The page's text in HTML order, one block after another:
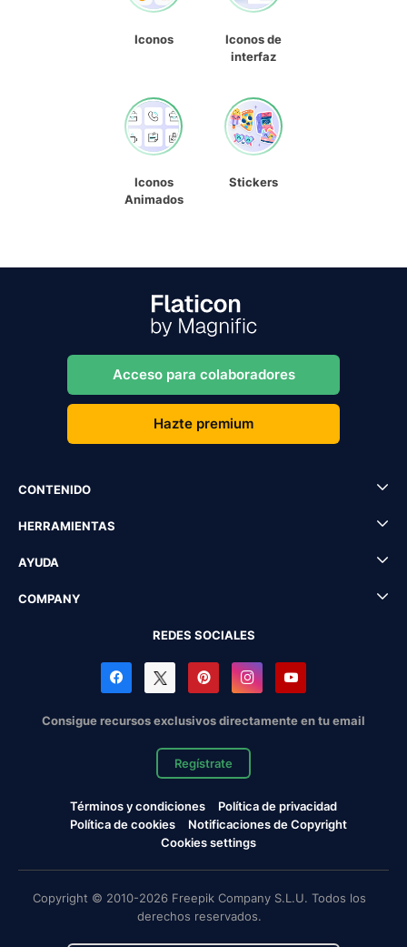
Iconos
Iconos de
interfaz
Iconos
Animados
Stickers
Acceso para colaboradores
Hazte premium
CONTENIDO
HERRAMIENTAS
AYUDA
COMPANY
REDES SOCIALES
Consigue recursos exclusivos directamente en tu email
Regístrate
Términos y condiciones
Política de privacidad
Política de cookies
Notificaciones de Copyright
Cookies settings
Copyright © 2010-2026 Freepik Company S.L.U. Todos los
derechos reservados.